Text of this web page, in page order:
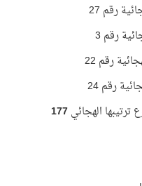
رقم 27
رقم 3
رقم 22
رقم 24
الهجائي177